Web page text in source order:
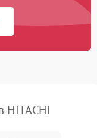
Подробнее →
HITACHI